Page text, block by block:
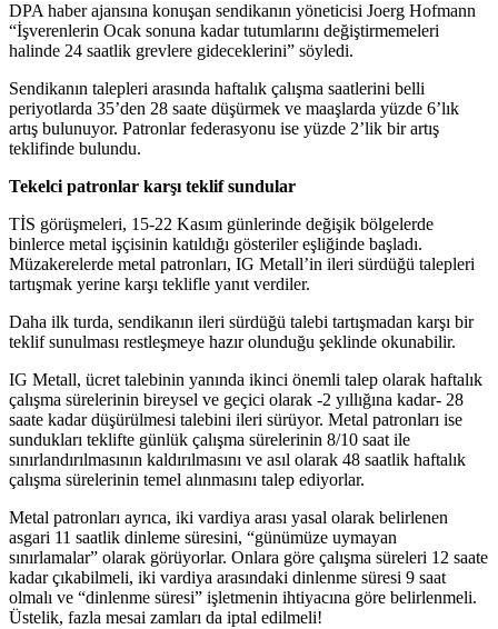
DPA haber ajansına konuşan sendikanın yöneticisi Joerg Hofmann
“İşverenlerin Ocak sonuna kadar tutumlarını değiştirmemeleri
halinde 24 saatlik grevlere gideceklerini” söyledi.
Sendikanın talepleri arasında haftalık çalışma saatlerini belli
periyotlarda 35’den 28 saate düşürmek ve maaşlarda yüzde 6’lık
artış bulunuyor. Patronlar federasyonu ise yüzde 2’lik bir artış
teklifinde bulundu.
Tekelci patronlar karşı teklif sundular
TİS görüşmeleri, 15-22 Kasım günlerinde değişik bölgelerde
binlerce metal işçisinin katıldığı gösteriler eşliğinde başladı.
Müzakerelerde metal patronları, IG Metall’in ileri sürdüğü talepleri
tartışmak yerine karşı teklifle yanıt verdiler.
Daha ilk turda, sendikanın ileri sürdüğü talebi tartışmadan karşı bir
teklif sunulması restleşmeye hazır olunduğu şeklinde okunabilir.
IG Metall, ücret talebinin yanında ikinci önemli talep olarak haftalık
çalışma sürelerinin bireysel ve geçici olarak -2 yıllığına kadar- 28
saate kadar düşürülmesi talebini ileri sürüyor. Metal patronları ise
sundukları teklifte günlük çalışma sürelerinin 8/10 saat ile
sınırlandırılmasının kaldırılmasını ve asıl olarak 48 saatlik haftalık
çalışma sürelerinin temel alınmasını talep ediyorlar.
Metal patronları ayrıca, iki vardiya arası yasal olarak belirlenen
asgari 11 saatlik dinleme süresini, “günümüze uymayan
sınırlamalar” olarak görüyorlar. Onlara göre çalışma süreleri 12 saate
kadar çıkabilmeli, iki vardiya arasındaki dinlenme süresi 9 saat
olmalı ve “dinlenme süresi” işletmenin ihtiyacına göre belirlenmeli.
Üstelik, fazla mesai zamları da iptal edilmeli!